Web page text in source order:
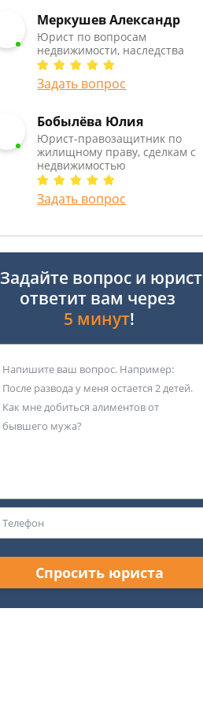
Меркушев Александр
Юрист по вопросам
недвижимости, наследства
Задать вопрос
Бобылёва Юлия
Юрист-правозащитник по
жилищному праву, сделкам с
недвижимостью
Задать вопрос
Задайте вопрос и юрист
ответит вам через
5 минут!
Спросить юриста